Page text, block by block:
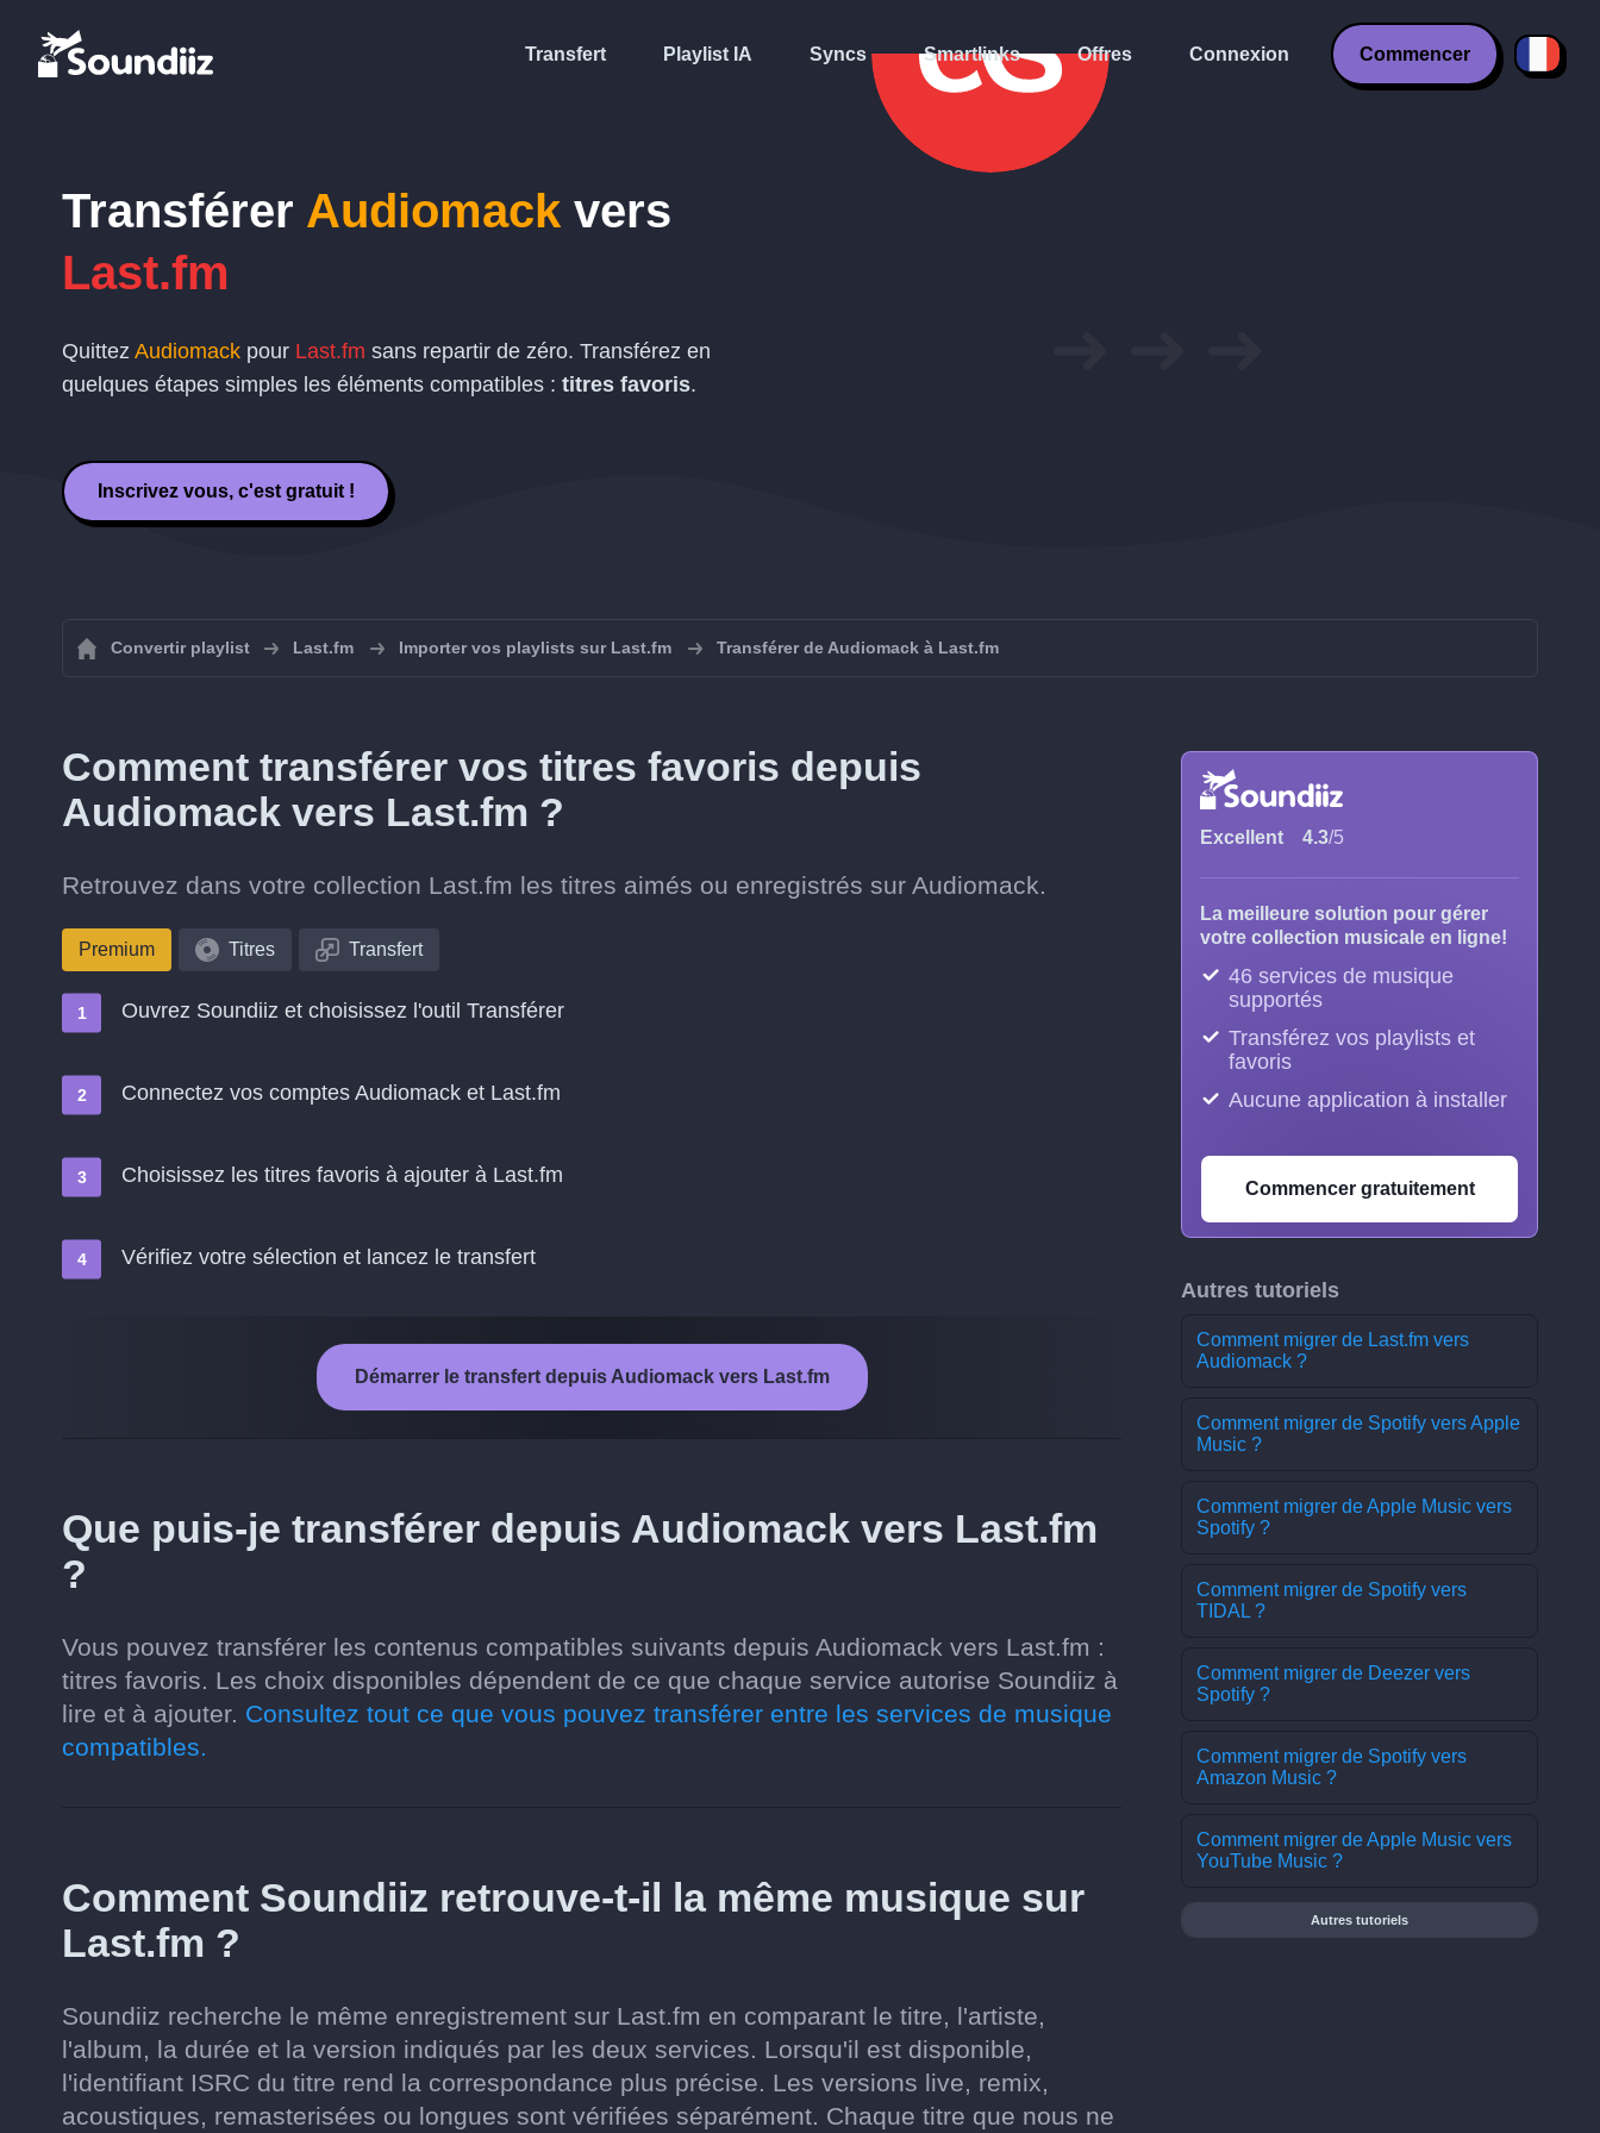
Transfert Playlist IA Syncs Smartlinks Offres Connexion Commencer
Transférer Audiomack vers
Last.fm
Quittez Audiomack pour Last.fm sans repartir de zéro. Transférez en
quelques étapes simples les éléments compatibles : titres favoris.
Inscrivez vous, c'est gratuit !
Convertir playlist Last.fm Importer vos playlists sur Last.fm Transférer de Audiomack à Last.fm
Comment transférer vos titres favoris depuis
Audiomack vers Last.fm ?
Retrouvez dans votre collection Last.fm les titres aimés ou enregistrés sur Audiomack.
Premium Titres Transfert
Ouvrez Soundiiz et choisissez l'outil Transférer
Connectez vos comptes Audiomack et Last.fm
Choisissez les titres favoris à ajouter à Last.fm
Vérifiez votre sélection et lancez le transfert
Démarrer le transfert depuis Audiomack vers Last.fm
Que puis-je transférer depuis Audiomack vers Last.fm
?
Vous pouvez transférer les contenus compatibles suivants depuis Audiomack vers Last.fm :
titres favoris. Les choix disponibles dépendent de ce que chaque service autorise Soundiiz à
lire et à ajouter. Consultez tout ce que vous pouvez transférer entre les services de musique
compatibles.
Comment Soundiiz retrouve-t-il la même musique sur
Last.fm ?
Soundiiz recherche le même enregistrement sur Last.fm en comparant le titre, l'artiste,
l'album, la durée et la version indiqués par les deux services. Lorsqu'il est disponible,
l'identifiant ISRC du titre rend la correspondance plus précise. Les versions live, remix,
acoustiques, remasterisées ou longues sont vérifiées séparément. Chaque titre que nous ne
Excellent 4.3/5
La meilleure solution pour gérer
votre collection musicale en ligne!
46 services de musique
supportés
Transférez vos playlists et
favoris
Aucune application à installer
Commencer gratuitement
Autres tutoriels
Comment migrer de Last.fm vers
Audiomack ?
Comment migrer de Spotify vers Apple
Music ?
Comment migrer de Apple Music vers
Spotify ?
Comment migrer de Spotify vers
TIDAL ?
Comment migrer de Deezer vers
Spotify ?
Comment migrer de Spotify vers
Amazon Music ?
Comment migrer de Apple Music vers
YouTube Music ?
Autres tutoriels